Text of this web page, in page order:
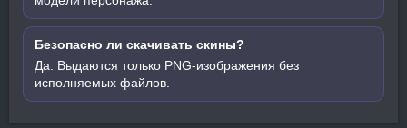
Безопасно ли скачивать скины?
Да. Выдаются только PNG-изображения без
исполняемых файлов.